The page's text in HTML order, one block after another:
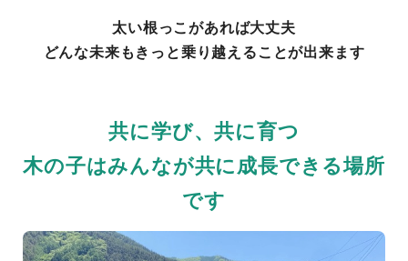
太い根っこがあれば大丈夫
どんな未来もきっと乗り越えることが出来ます
共に学び、共に育つ
木の子はみんなが共に成長できる場所
です